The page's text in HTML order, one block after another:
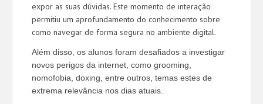
expor as suas dúvidas. Este momento de interação
permitiu um aprofundamento do conhecimento sobre
como navegar de forma segura no ambiente digital.
Além disso, os alunos foram desafiados a investigar
novos perigos da internet, como grooming,
nomofobia, doxing, entre outros, temas estes de
extrema relevância nos dias atuais.